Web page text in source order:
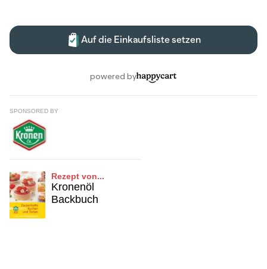
SPONSORED BY
Rezept von...
Kronenöl
Backbuch